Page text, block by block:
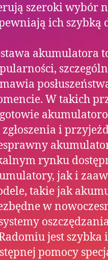
szeroki wybór
ich szybką
akumulatora
W takich
i
rynku
jak i
takie jak
w
jest
pomocy